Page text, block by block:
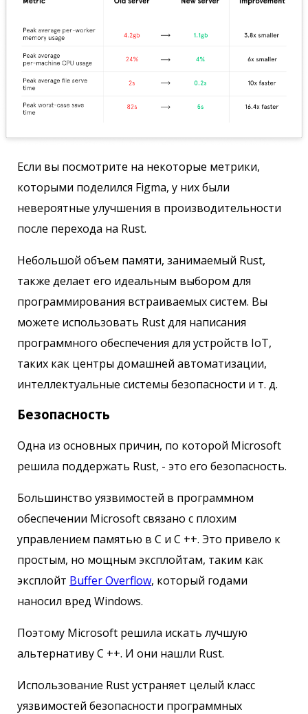
Если вы посмотрите на некоторые метрики,
которыми поделился Figma, у них были
невероятные улучшения в производительности
после перехода на Rust.
Небольшой объем памяти, занимаемый Rust,
также делает его идеальным выбором для
программирования встраиваемых систем. Вы
можете использовать Rust для написания
программного обеспечения для устройств IoT,
таких как центры домашней автоматизации,
интеллектуальные системы безопасности и т. д.
Безопасность
Одна из основных причин, по которой Microsoft
решила поддержать Rust, - это его безопасность.
Большинство уязвимостей в программном
обеспечении Microsoft связано с плохим
управлением памятью в C и C ++. Это привело к
простым, но мощным эксплойтам, таким как
эксплойт Buffer Overflow, который годами
наносил вред Windows.
Поэтому Microsoft решила искать лучшую
альтернативу C ++. И они нашли Rust.
Использование Rust устраняет целый класс
уязвимостей безопасности программных